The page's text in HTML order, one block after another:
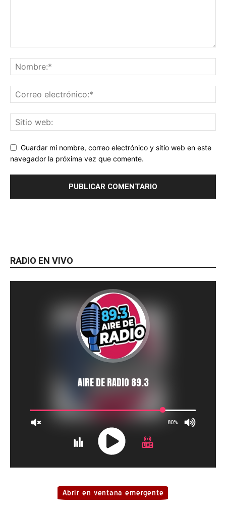
Guardar mi nombre, correo electrónico y sitio web en este
navegador la próxima vez que comente.
RADIO EN VIVO